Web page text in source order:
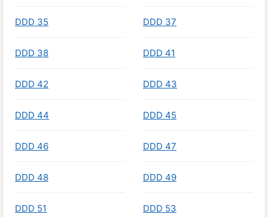
DDD 35 DDD 37
DDD 38 DDD 41
DDD 42 DDD 43
DDD 44 DDD 45
DDD 46 DDD 47
DDD 48 DDD 49
DDD 51 DDD 53